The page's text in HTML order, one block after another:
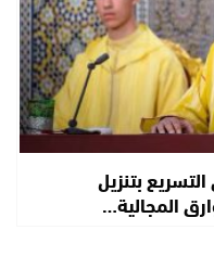
بتنزيل
المجالية…